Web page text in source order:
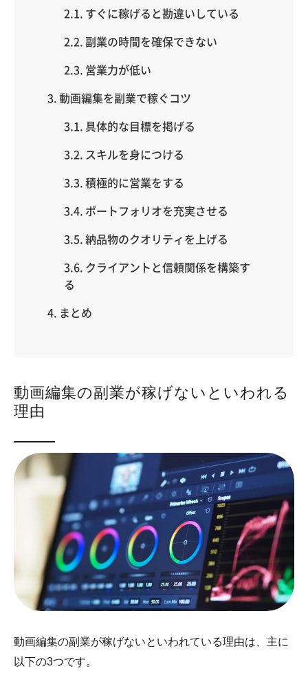
すぐに稼げると勘違いしている
副業の時間を確保できない
営業力が低い
動画編集を副業で稼ぐコツ
具体的な目標を掲げる
スキルを身につける
積極的に営業をする
ポートフォリオを充実させる
納品物のクオリティを上げる
クライアントと信頼関係を構築す
る
まとめ
動画編集の副業が稼げないといわれる
理由
動画編集の副業が稼げないといわれている理由は、主に
以下の3つです。